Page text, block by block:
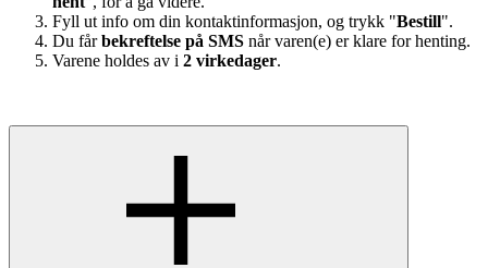
Fyll ut info om din kontaktinformasjon, og trykk "Bestill".
Du fårbekreftelse på SMS når varen(e) er klare for henting.
Varene holdes av i 2 virkedager.